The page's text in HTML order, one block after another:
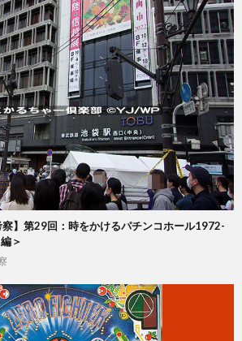
察】第29回：時をかけるパチンコホール1972-
＞